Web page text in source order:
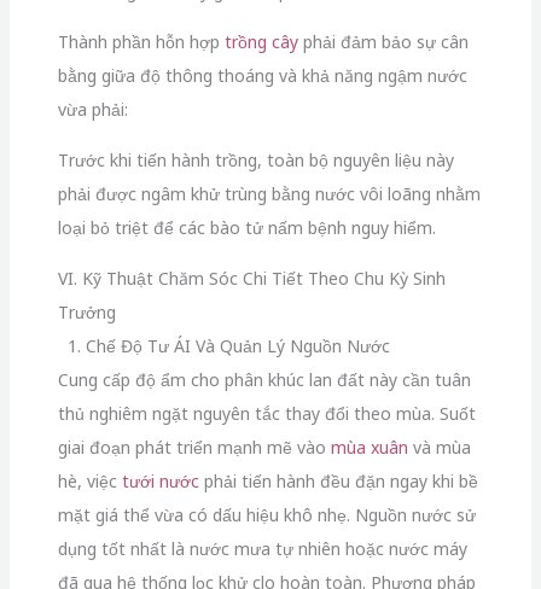
Thành phần hỗn hợp trồng câyphải đảm bảo sự cân
bằng giữa độ thông thoáng và khả năng ngậm nước
vừa phải:
Trước khi tiến hành trồng, toàn bộ nguyên liệu này
phải được ngâm khử trùng bằng nước vôi loãng nhằm
loại bỏ triệt để các bào tử nấm bệnh nguy hiểm.
VI. Kỹ Thuật Chăm Sóc Chi Tiết Theo Chu Kỳ Sinh
Trưởng
1. Chế Độ Tư ÁI Và Quản Lý Nguồn Nước
Cung cấp độ ẩm cho phân khúc lan đất này cần tuân
thủ nghiêm ngặt nguyên tắc thay đổi theo mùa. Suốt
giai đoạn phát triển mạnh mẽ vào mùa xuân và mùa
hè, việc tưới nướcphải tiến hành đều đặn ngay khi bề
mặt giá thể vừa có dấu hiệu khô nhẹ. Nguồn nước sử
dụng tốt nhất là nước mưa tự nhiên hoặc nước máy
đã qua hệ thống lọc khử clo hoàn toàn. Phương pháp